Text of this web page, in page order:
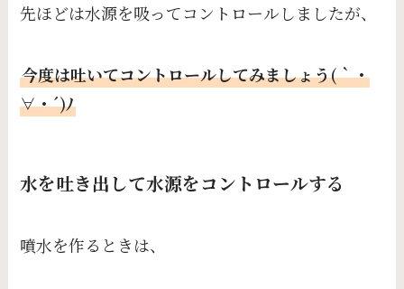
先ほどは水源を吸ってコントロールしましたが、
今度は吐いてコントロールしてみましょう(｀・
∀・´)ﾉ
水を吐き出して水源をコントロールする
噴水を作るときは、